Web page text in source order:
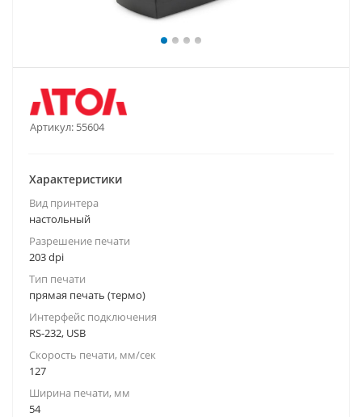
Артикул: 55604
Характеристики
Вид принтера
настольный
Разрешение печати
203 dpi
Тип печати
прямая печать (термо)
Интерфейс подключения
RS-232, USB
Скорость печати, мм/сек
127
Ширина печати, мм
54